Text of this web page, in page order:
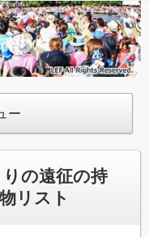
ー
の遠征の持
リスト